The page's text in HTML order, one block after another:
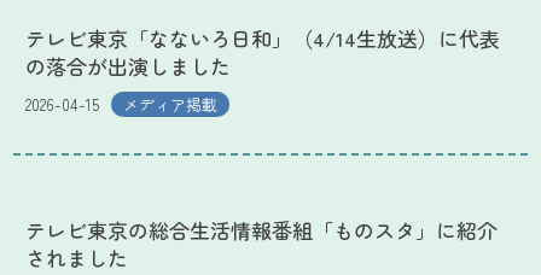
テレビ東京「なないろ日和」（4/14生放送）に代表
の落合が出演しました
2026-04-15 メディア掲載
テレビ東京の総合生活情報番組「ものスタ」に紹介
されました